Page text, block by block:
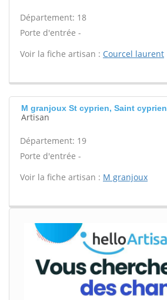
Département: 18
Porte d'entrée -
Voir la fiche artisan : Courcel laurent
M granjoux St cyprien, Saint cyprien
Artisan
Département: 19
Porte d'entrée -
Voir la fiche artisan : M granjoux